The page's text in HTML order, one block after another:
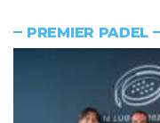
PREMIER PADEL